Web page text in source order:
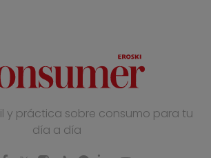
y práctica sobre consumo para tu
día a día